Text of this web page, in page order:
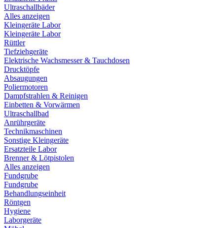
Ultraschallbäder
Alles anzeigen
Kleingeräte Labor
Kleingeräte Labor
Rüttler
Tiefziehgeräte
Elektrische Wachsmesser & Tauchdosen
Drucktöpfe
Absaugungen
Poliermotoren
Dampfstrahlen & Reinigen
Einbetten & Vorwärmen
Ultraschallbad
Anrührgeräte
Technikmaschinen
Sonstige Kleingeräte
Ersatzteile Labor
Brenner & Lötpistolen
Alles anzeigen
Fundgrube
Fundgrube
Behandlungseinheit
Röntgen
Hygiene
Laborgeräte